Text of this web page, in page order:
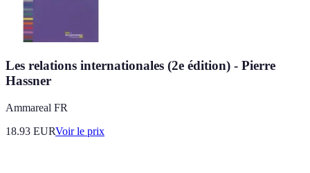
Les relations internationales (2e édition) - Pierre
Hassner
Ammareal FR
18.93 EURVoir le prix